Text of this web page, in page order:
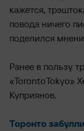
кажется,
повода ничего
поделился
Ранее в пользу
«TorontoTokyo»
Куприянов.
Торонто